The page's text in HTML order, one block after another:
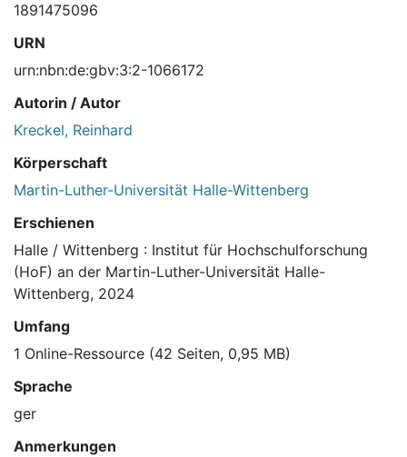
1891475096
URN
urn:nbn:de:gbv:3:2-1066172
Autorin / Autor
Kreckel, Reinhard
Körperschaft
Martin-Luther-Universität Halle-Wittenberg
Erschienen
Halle / Wittenberg : Institut für Hochschulforschung
(HoF) an der Martin-Luther-Universität Halle-
Wittenberg, 2024
Umfang
1 Online-Ressource (42 Seiten, 0,95 MB)
Sprache
ger
Anmerkungen